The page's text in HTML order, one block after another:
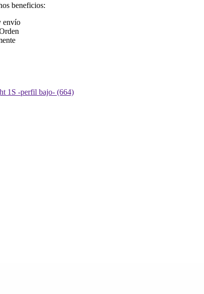
beneficios:
envío
1S -perfil bajo- (664)